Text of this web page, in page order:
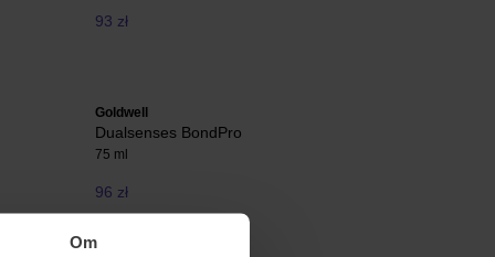
Om
93 zł
Goldwell
Dualsenses BondPro
75 ml
96 zł